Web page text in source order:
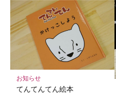
お知らせ
てんてんてん絵本